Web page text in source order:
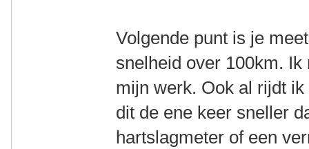
Volgende punt is je
snelheid over 100km.
mijn werk. Ook al rijdt
dit de ene keer sneller
hartslagmeter of een